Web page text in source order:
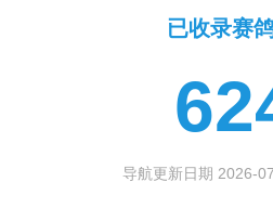
已收录赛
导航更新日期 2026-